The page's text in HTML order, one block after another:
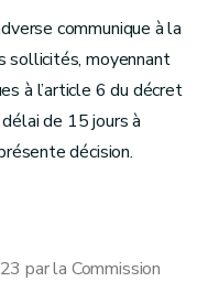
communique à la
sollicités, moyennant
à l’article 6 du décret
de 15 jours à
décision.
par la Commission